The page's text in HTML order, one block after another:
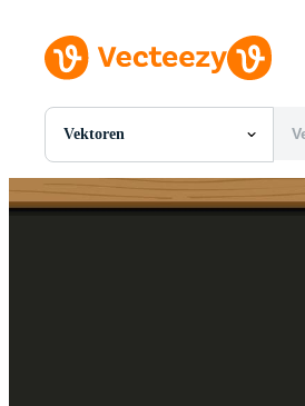
Vektoren
Alle Bilder
Fotos
PNGs